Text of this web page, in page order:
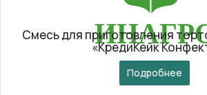
Смесь для приготовления
«КредиКейк
Подробнее